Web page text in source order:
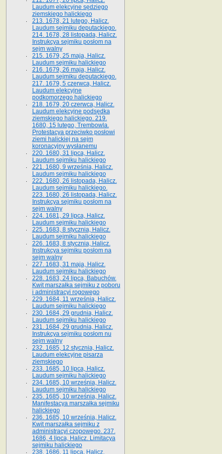
Laudum elekcyjne sędziego
ziemskiego halickiego
213. 1678, 21 lutego, Halicz.
Laudum sejmiku deputackiego.
214. 1678, 28 listopada, Halicz.
Instrukcya sejmiku posłom na
sejm walny
215. 1679, 25 maja, Halicz.
Laudum sejmiku halickiego
216. 1679, 26 maja, Halicz.
Laudum sejmiku deputackiego.
217. 1679, 5 czerwca, Halicz.
Laudum elekcyjne
podkomorzego halickiego
218. 1679, 20 czerwca, Halicz.
Laudum elekcyjne podsędka
ziemskiego halickiego. 219.
1680, 15 lutego, Trembowla.
Protestacya przeciwko posłowi
ziemi halickiej na sejm
koronacyjny wysłanemu
220. 1680, 31 lipca, Halicz.
Laudum sejmiku halickiego
221. 1680, 9 września, Halicz.
Laudum sejmiku halickiego
222. 1680, 26 listopada, Halicz.
Laudum sejmiku halickiego.
223. 1680, 26 listopada, Halicz.
Instrukcya sejmiku posłom na
sejm walny
224. 1681, 29 lipca, Halicz.
Laudum sejmiku halickiego
225. 1683, 8 stycznia, Halicz.
Laudum sejmiku halickiego
226. 1683, 8 stycznia, Halicz.
Instrukcya sejmiku posłom na
sejm walny
227. 1683, 31 maja, Halicz.
Laudum sejmiku halickiego
228. 1683, 24 lipca, Babuchów.
Kwit marszałka sejmiku z poboru
i administracyi rogowego
229. 1684, 11 września, Halicz.
Laudum sejmiku halickiego
230. 1684, 29 grudnia, Halicz.
Laudum sejmiku halickiego
231. 1684, 29 grudnia, Halicz.
Instrukcya sejmiku posłom nu
sejm walny
232. 1685, 12 stycznia, Halicz.
Laudum elekcyjne pisarza
ziemskiego
233. 1685, 10 lipca, Halicz.
Laudum sejmiku halickiego
234. 1685, 10 września, Halicz.
Laudum sejmiku halickiego
235. 1685, 10 września, Halicz.
Manifestacya marszałka sejmiku
halickiego
236. 1685, 10 września, Halicz.
Kwit marszałka sejmiku z
administracyi czopowego. 237.
1686, 4 lipca, Halicz. Limitacya
sejmiku halickiego
238. 1686, 11 lipca, Halicz.